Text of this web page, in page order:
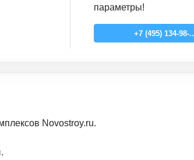
параметры!
+7 (495) 134-98-..
Novostroy.ru.